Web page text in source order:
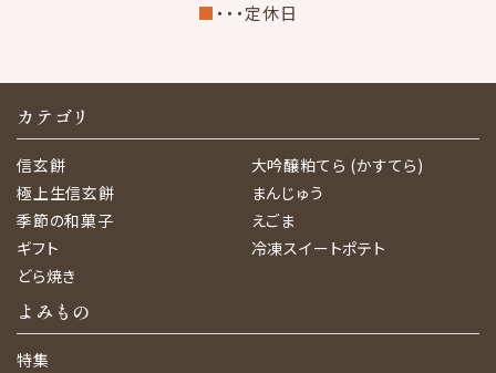
■ ・・・定休日
カテゴリ
信玄餅
極上生信玄餅
季節の和菓子
ギフト
どら焼き
大吟醸粕てら (かすてら)
まんじゅう
えごま
冷凍スイートポテト
よみもの
特集